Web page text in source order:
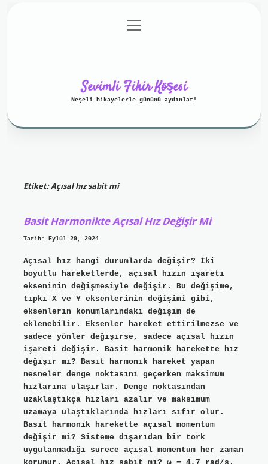
Gizlilik Politikası
menüyü
aç
Sevimli Fikir Köşesi
Neşeli hikayelerle gününü aydınlat!
Etiket:Açısal hız sabit mi
Basit Harmonikte Açısal Hız Değişir Mi
Tarih: Eylül 29, 2024
Açısal hız hangi durumlarda değişir? İki
boyutlu hareketlerde, açısal hızın işareti
ekseninin değişmesiyle değişir. Bu değişime,
tıpkı X ve Y eksenlerinin değişimi gibi,
eksenlerin konumlarındaki değişim de
eklenebilir. Eksenler hareket ettirilmezse ve
sadece yönler değişirse, sadece açısal hızın
işareti değişir. Basit harmonik harekette hız
değişir mi? Basit harmonik hareket yapan
nesneler denge noktasını geçerken maksimum
hızlarına ulaşırlar. Denge noktasından
uzaklaştıkça hızları azalır ve maksimum
uzamaya ulaştıklarında hızları sıfır olur.
Basit harmonik harekette açısal momentum
değişir mi? Sisteme dışarıdan bir tork
uygulanmadığı sürece açısal momentum her zaman